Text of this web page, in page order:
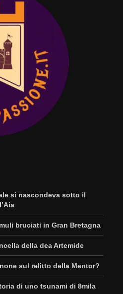
si nascondeva sotto il
bruciati in Gran Bretagna
della dea Artemide
sul relitto della Mentor?
di uno tsunami di 8mila